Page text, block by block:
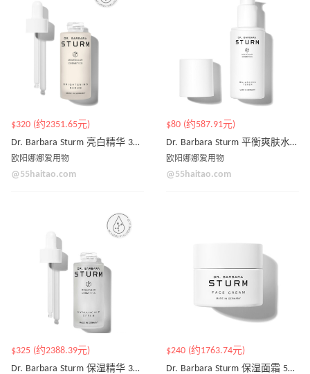
$320 (约2351.65元)
Dr. Barbara Sturm 亮白精华 30ml
欧阳娜娜爱用物
@55haitao.com
$80 (约587.91元)
Dr. Barbara Sturm 平衡爽肤水 150ml
欧阳娜娜爱用物
@55haitao.com
$325 (约2388.39元)
Dr. Barbara Sturm 保湿精华 30ml
$240 (约1763.74元)
Dr. Barbara Sturm 保湿面霜 50ml